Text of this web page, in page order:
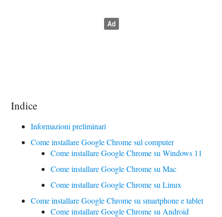
Indice
Informazioni preliminari
Come installare Google Chrome sul computer
Come installare Google Chrome su Windows 11
Come installare Google Chrome su Mac
Come installare Google Chrome su Linux
Come installare Google Chrome su smartphone e tablet
Come installare Google Chrome su Android